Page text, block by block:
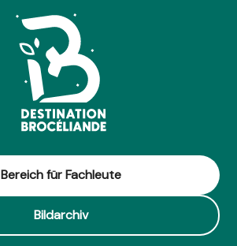
Bereich für Fachleute
Bildarchiv